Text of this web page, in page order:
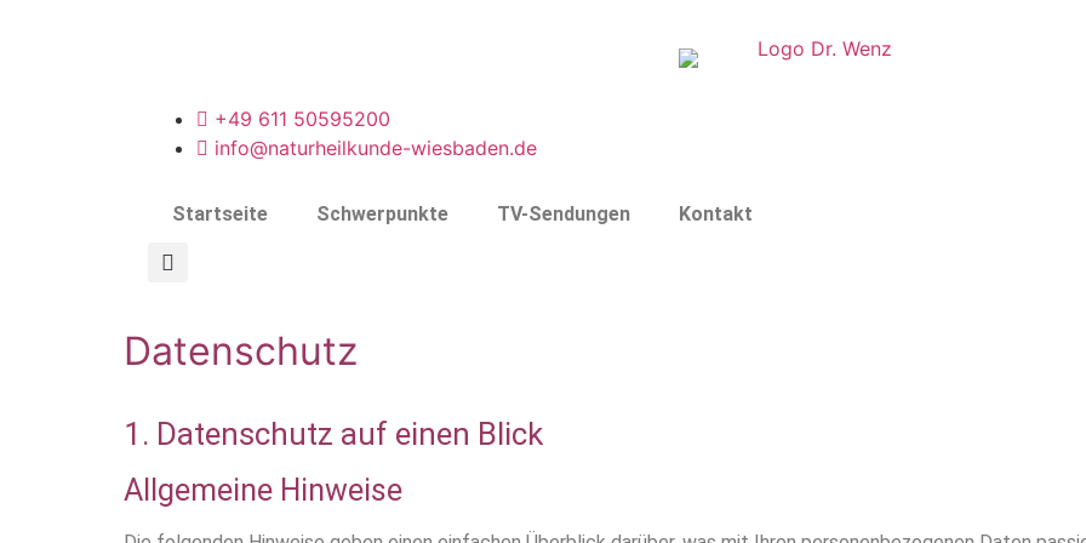
+49 611 50595200
info@naturheilkunde-wiesbaden.de
Startseite Schwerpunkte TV-Sendungen Kontakt
Datenschutz
1. Datenschutz auf einen Blick
Allgemeine Hinweise